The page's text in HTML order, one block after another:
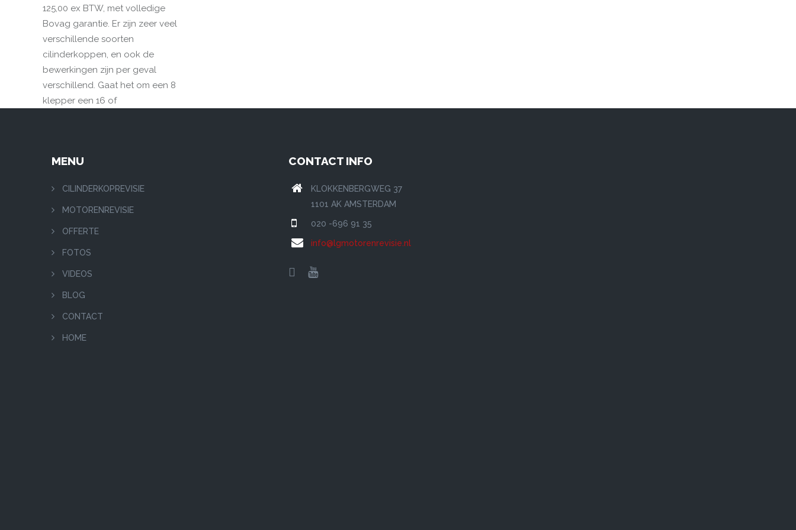
125,00 ex BTW, met volledige
Bovag garantie. Er zijn zeer veel
verschillende soorten
cilinderkoppen, en ook de
bewerkingen zijn per geval
verschillend. Gaat het om een 8
klepper een 16 of
MENU
CILINDERKOPREVISIE
MOTORENREVISIE
OFFERTE
FOTOS
VIDEOS
BLOG
CONTACT
HOME
CONTACT INFO
KLOKKENBERGWEG 37
1101 AK AMSTERDAM
020 -696 91 35
info@lgmotorenrevisie.nl